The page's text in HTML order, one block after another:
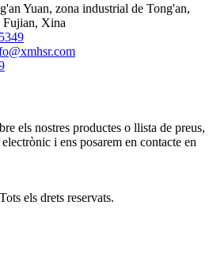
Yuan, zona industrial de Tong'an,
Fujian, Xina
els nostres productes o llista de preus,
i ens posarem en contacte en
els drets reservats.